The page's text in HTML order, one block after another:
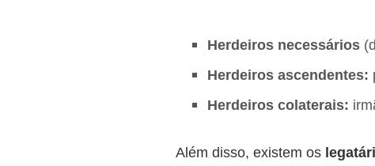
Herdeiros necessários
Herdeiros ascendentes:
Herdeiros colaterais:
Além disso, existem os